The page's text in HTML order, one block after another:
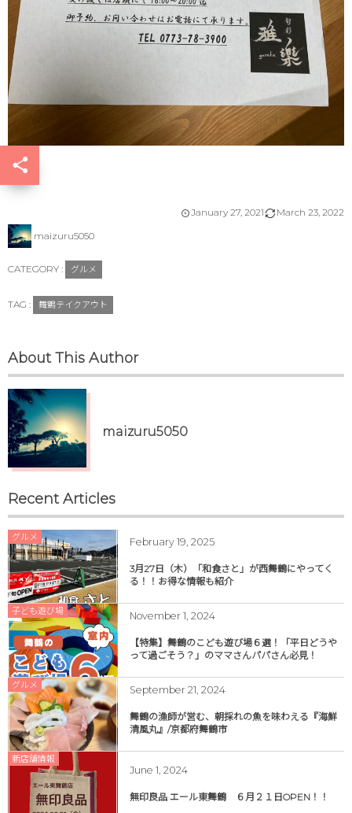
January 27,2021 March 23 2022
maizuru5050
CATEGORY : グルメ
TAG : 舞鶴テイクアウト
About This Author
maizuru5050
Recent Articles
グルメ February 19 2025
3月27日（木）「和食さと」が西舞鶴にやってく
る！！お得な情報も紹介
子ども遊び場 November 1 2024
【特集】舞鶴のこども遊び場６選！「平日どうや
って過ごそう？」のママさんパパさん必見！
グルメ September 21 2024
舞鶴の漁師が営む、朝採れの魚を味わえる『海鮮
清風丸』/京都府舞鶴市
新店舗情報
June 1 2024
無印良品 エール東舞鶴 ６月２１日OPEN！！